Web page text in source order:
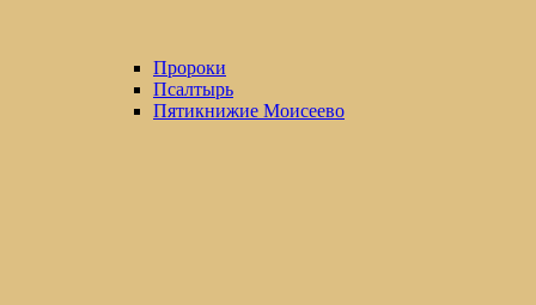
Пророки
Псалтырь
Пятикнижие Моисеево